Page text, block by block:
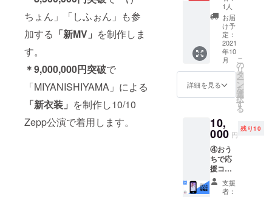
ちょん」「しふぉん」も参
加する 「新MV」 を制作しま
す。
＊9,000,000円突破で
「MIYANISHIYAMA」による
「新衣装」 を制作し10/10
Zepp公演で着用します。
場合
は、お
申し込
み時の
お名前
でクレ
頂きま
す。
ン変更
は行え
ません
のでお
間違え
のない
よう、
くださ
い ※通
ト特典
会（別
料金）
も開催
予定 ※
万が
一、ツ
アーが
どこか -
-注意事
項・補
足-- ※競
技への
参加は
できま
せん。
参加し
ン】の
方をお
申し込
みくだ
さい。
※お申し
込み後
のプラ
の待ち
受け画
像デー
（Andr
oid,iPho
ne用）
・ 7人
集合
トート -
-注意事
足-- ※通
常とカ
ラーリ
ングが
異な
コー
ス：ク
ラウド
ファン
ディン
グ限定
CD+ツ
アー
グッズ
セットB
ラウド
ファン
ディン
グ限定
ジャケ2
種付
き） ・
ジャケ
1人
お届
け予
定：
2021
年10
月
詳細を見る
こ
の
リ
タ
ー
ン
を
選
択
す
る
10,
000 円
残り10
④おう
ちで応
援コー
ス：
Zepp支援
者：